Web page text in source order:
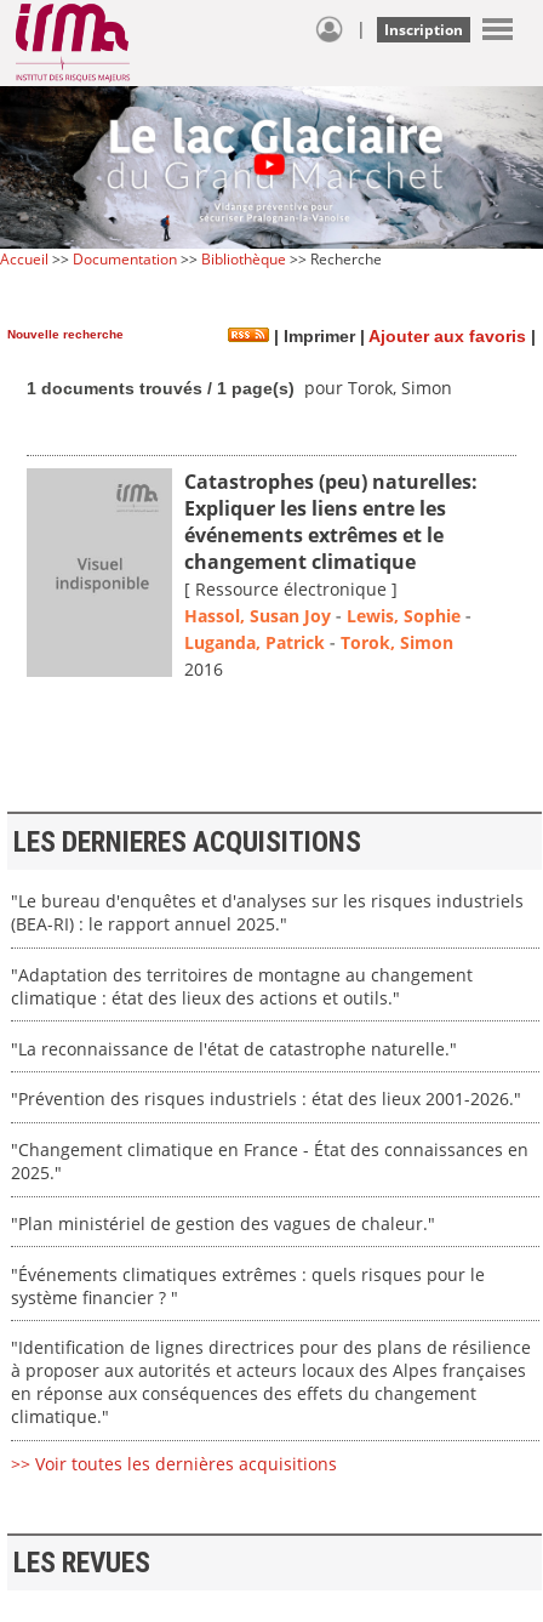
| Inscription
Accueil >> Documentation>> Bibliothèque >> Recherche
Nouvelle recherche | Imprimer| Ajouter aux favoris |
1 documents trouvés / 1 page(s) pour Torok, Simon
Catastrophes (peu) naturelles:
Expliquer les liens entre les
événements extrêmes et le
changement climatique
[ Ressource électronique ]
Hassol, Susan Joy - Lewis, Sophie -
Luganda, Patrick - Torok, Simon
2016
LES DERNIERES ACQUISITIONS
"Le bureau d'enquêtes et d'analyses sur les risques industriels
(BEA-RI) : le rapport annuel 2025."
"Adaptation des territoires de montagne au changement
climatique : état des lieux des actions et outils."
"La reconnaissance de l'état de catastrophe naturelle."
"Prévention des risques industriels : état des lieux 2001-2026."
"Changement climatique en France - État des connaissances en
2025."
"Plan ministériel de gestion des vagues de chaleur."
"Événements climatiques extrêmes : quels risques pour le
système financier ? "
"Identification de lignes directrices pour des plans de résilience
à proposer aux autorités et acteurs locaux des Alpes françaises
en réponse aux conséquences des effets du changement
climatique."
>> Voir toutes les dernières acquisitions
LES REVUES